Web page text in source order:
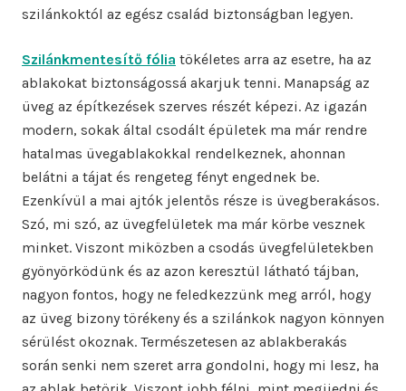
szilánkoktól az egész család biztonságban legyen.
Szilánkmentesítő fólia tökéletes arra az esetre, ha az
ablakokat biztonságossá akarjuk tenni. Manapság az
üveg az építkezések szerves részét képezi. Az igazán
modern, sokak által csodált épületek ma már rendre
hatalmas üvegablakokkal rendelkeznek, ahonnan
belátni a tájat és rengeteg fényt engednek be.
Ezenkívül a mai ajtók jelentős része is üvegberakásos.
Szó, mi szó, az üvegfelületek ma már körbe vesznek
minket. Viszont miközben a csodás üvegfelületekben
gyönyörködünk és az azon keresztül látható tájban,
nagyon fontos, hogy ne feledkezzünk meg arról, hogy
az üveg bizony törékeny és a szilánkok nagyon könnyen
sérülést okoznak. Természetesen az ablakberakás
során senki nem szeret arra gondolni, hogy mi lesz, ha